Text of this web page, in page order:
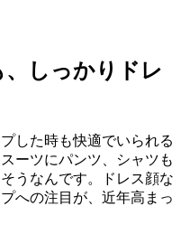
しっかりドレ
した時も快適でいられる
ーツにパンツ、シャツも
うなんです。ドレス顔な
への注目が、近年高まっ